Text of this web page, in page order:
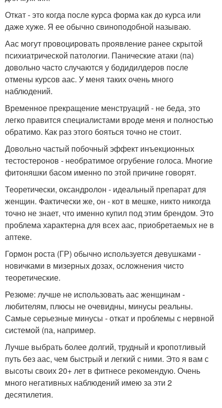
Откат - это когда после курса форма как до курса или
даже хуже. Я ее обычно свиноподобной называю.
Аас могут провоцировать проявление ранее скрытой
психиатрической патологии. Панические атаки (па)
довольно часто случаются у бодидилдеров после
отмены курсов аас. У меня таких очень много
наблюдений.
Временное прекращение менструаций - не беда, это
легко правится специалистами вроде меня и полностью
обратимо. Как раз этого бояться точно не стоит.
Довольно частый побочный эффект инъекционных
тестостеронов - необратимое огрубение голоса. Многие
фитоняшки басом именно по этой причине говорят.
Теоретически, оксандролон - идеальный препарат для
женщин. Фактически же, он - кот в мешке, никто никогда
точно не знает, что именно купил под этим брендом. Это
проблема характерна для всех аас, приобретаемых не в
аптеке.
Гормон роста (ГР) обычно используется девушками -
новичками в мизерных дозах, осложнения чисто
теоретические.
Резюме: лучше не использовать аас женщинам -
любителям, плюсы не очевидны, минусы реальны.
Самые серьезные минусы - откат и проблемы с нервной
системой (па, например.
Лучше выбрать более долгий, трудный и кропотливый
путь без аас, чем быстрый и легкий с ними. Это я вам с
высоты своих 20+ лет в фитнесе рекомендую. Очень
много негативных наблюдений имею за эти 2
десятилетия.